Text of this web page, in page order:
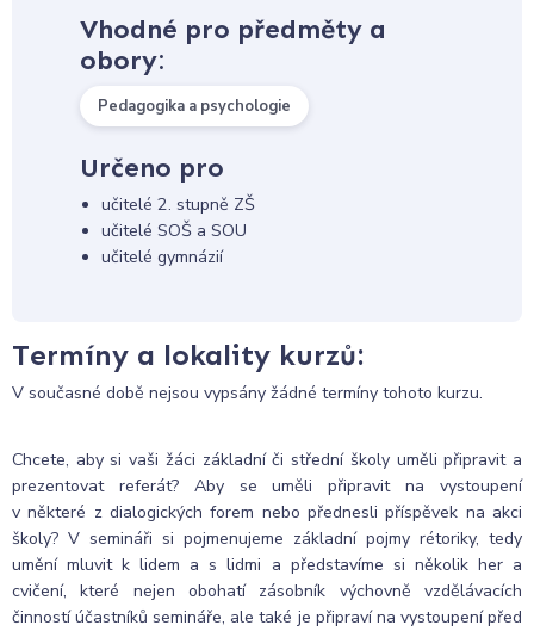
Vhodné pro předměty a
obory:
Pedagogika a psychologie
Určeno pro
učitelé 2. stupně ZŠ
učitelé SOŠ a SOU
učitelé gymnázií
Termíny a lokality kurzů:
V současné době nejsou vypsány žádné termíny tohoto kurzu.
Chcete, aby si vaši žáci základní či střední školy uměli připravit a
prezentovat referát? Aby se uměli připravit na vystoupení
v některé z dialogických forem nebo přednesli příspěvek na akci
školy? V semináři si pojmenujeme základní pojmy rétoriky, tedy
umění mluvit k lidem a s lidmi a představíme si několik her a
cvičení, které nejen obohatí zásobník výchovně vzdělávacích
činností účastníků semináře, ale také je připraví na vystoupení před